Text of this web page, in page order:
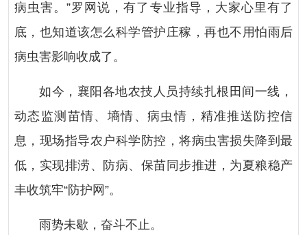
病虫害。”罗网说，有了专业指导，大家心里有了
底，也知道该怎么科学管护庄稼，再也不用怕雨后
病虫害影响收成了。
如今，襄阳各地农技人员持续扎根田间一线，
动态监测苗情、墒情、病虫情，精准推送防控信
息，现场指导农户科学防控，将病虫害损失降到最
低，实现排涝、防病、保苗同步推进，为夏粮稳产
丰收筑牢“防护网”。
雨势未歇，奋斗不止。